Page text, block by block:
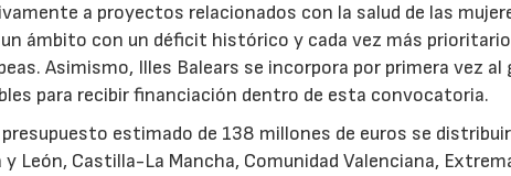
a proyectos relacionados con la salud de las
ámbito con un déficit histórico y cada vez más
Asimismo, Illes Balears se incorpora por primera vez al
para recibir financiación dentro de esta convocatoria.
estimado de 138 millones de euros se
León, Castilla-La Mancha, Comunidad Valenciana,